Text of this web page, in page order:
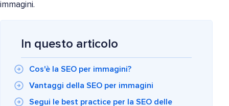
immagini.
In questo articolo
Cos'è la SEO per immagini?
Vantaggi della SEO per immagini
Segui le best practice per la SEO delle